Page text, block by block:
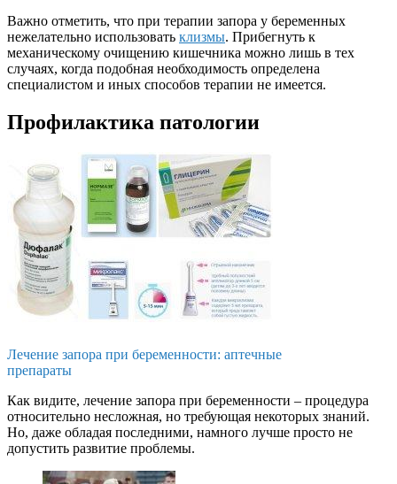
Важно отметить, что при терапии запора у беременных
нежелательно использовать клизмы. Прибегнуть к
механическому очищению кишечника можно лишь в тех
случаях, когда подобная необходимость определена
специалистом и иных способов терапии не имеется.
Профилактика патологии
Лечение запора при беременности: аптечные
препараты
Как видите, лечение запора при беременности – процедура
относительно несложная, но требующая некоторых знаний.
Но, даже обладая последними, намного лучше просто не
допустить развитие проблемы.